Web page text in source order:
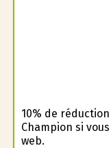
10% de
Champion si
web.